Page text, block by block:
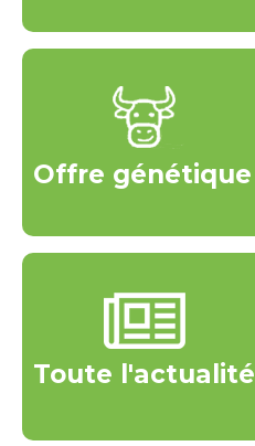
Offre génétique
Toute l'actualité